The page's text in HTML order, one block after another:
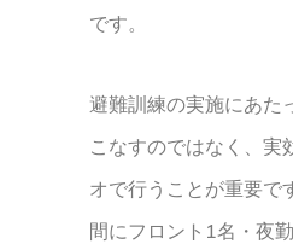
です。
避難訓練の実施にあた
こなすのではなく、実
オで行うことが重要で
間にフロント1名・夜